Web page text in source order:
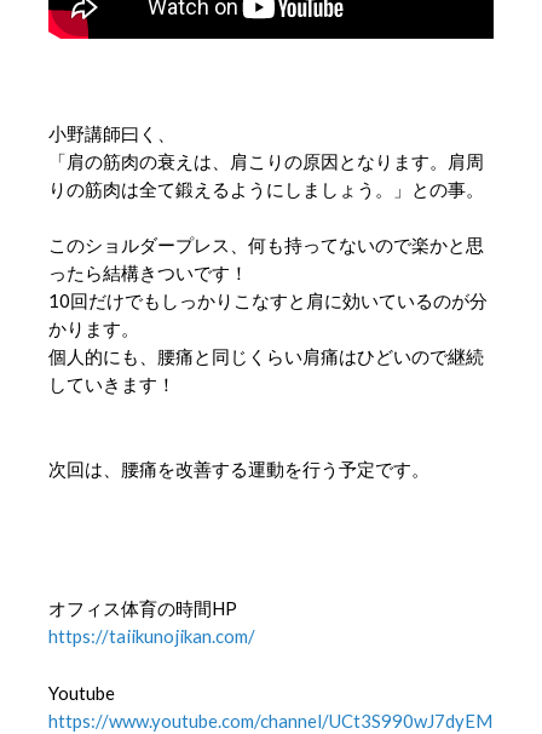
小野講師曰く、
「肩の筋肉の衰えは、肩こりの原因となります。肩周
りの筋肉は全て鍛えるようにしましょう。」との事。
このショルダープレス、何も持ってないので楽かと思
ったら結構きついです！
10回だけでもしっかりこなすと肩に効いているのが分
かります。
個人的にも、腰痛と同じくらい肩痛はひどいので継続
していきます！
次回は、腰痛を改善する運動を行う予定です。
オフィス体育の時間HP
https://taiikunojikan.com/
Youtube
https://www.youtube.com/channel/UCt3S990wJ7dyEM